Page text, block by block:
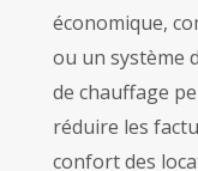
économique,
ou un système
de chauffage
réduire les
confort des